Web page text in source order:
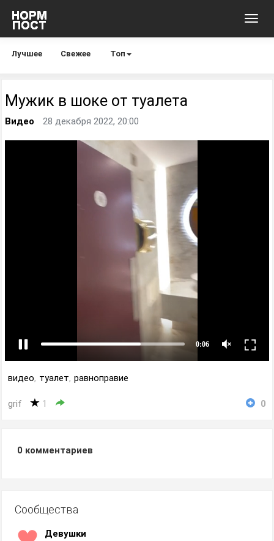
Лучшее Свежее Топ
Мужик в шоке от туалета
Видео 28 декабря 2022, 20:00
видео, туалет, равноправие
grif 1 0
0 комментариев
Сообщества
Девушки